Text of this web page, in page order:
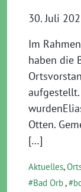
30. Juli
Im
haben die
Otten.
[…]
Aktuelles,
Bad Orb,